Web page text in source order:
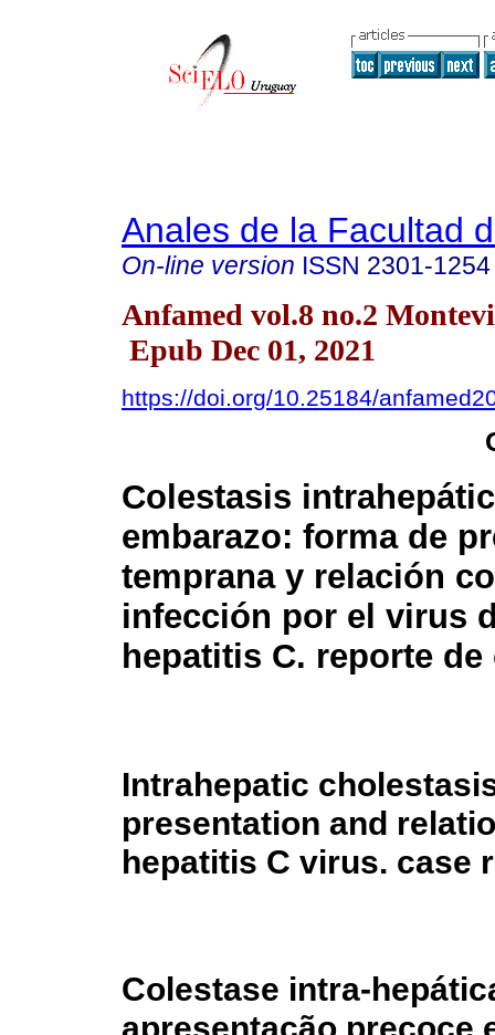
Anales de la Facultad
On-line version ISSN 2301-1254
Anfamed vol.8 no.2
Epub Dec 01, 2021
https://doi.org/10.25184/
Colestasis
embarazo: forma de
temprana y relación
infección por el virus
hepatitis C. reporte de
Intrahepatic
presentation and
hepatitis C virus. case
Colestase intra-